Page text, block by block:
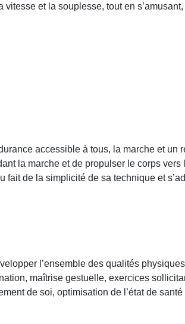
et la souplesse, tout en
accessible à tous, la marche et un
la marche et de propulser le corps
de la simplicité de sa technique et
l’ensemble des qualités
maîtrise gestuelle, exercices
de soi, optimisation de l’état de